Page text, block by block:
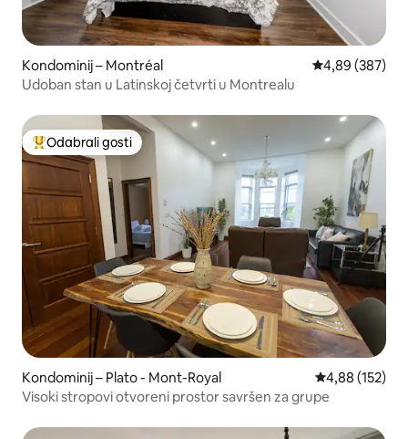
Kondominij – Montréal Prosječna
4,89 (387)
Udoban stan u Latinskoj četvrti u Montrealu
Među najviše rangiranima s oznakom „Odabrali gosti”
Odabrali gosti
Kondominij – Plato - Mont-Royal Prosječna
4,88 (152)
Visoki stropovi otvoreni prostor savršen za grupe